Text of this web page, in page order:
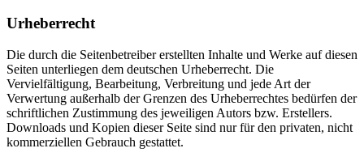
Urheberrecht
Die durch die Seitenbetreiber erstellten Inhalte und Werke auf diesen
Seiten unterliegen dem deutschen Urheberrecht. Die
Vervielfältigung, Bearbeitung, Verbreitung und jede Art der
Verwertung außerhalb der Grenzen des Urheberrechtes bedürfen der
schriftlichen Zustimmung des jeweiligen Autors bzw. Erstellers.
Downloads und Kopien dieser Seite sind nur für den privaten, nicht
kommerziellen Gebrauch gestattet.